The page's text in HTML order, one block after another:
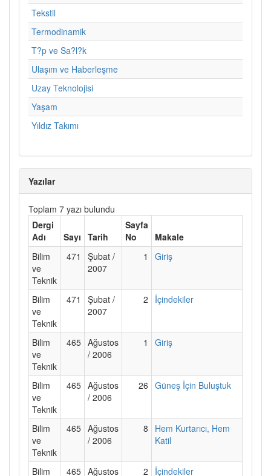
Tekstil
Termodinamik
T?p ve Sa?l?k
Ulaşım ve Haberleşme
Uzay Teknolojisi
Yaşam
Yıldız Takımı
Yazılar
Toplam 7 yazı bulundu
Dergi
Adı
Sayı Tarih
Sayfa
No
Makale
Bilim
ve
Teknik
471
Şubat /
2007
1 Giriş
Bilim
ve
Teknik
471
Şubat /
2007
2 İçindekiler
Bilim
ve
Teknik
465 Ağustos
/ 2006
1 Giriş
Bilim
ve
Teknik
465 Ağustos
/ 2006
26 Güneş İçin Buluştuk
Bilim
ve
Teknik
465 Ağustos
/ 2006
8
Hem Kurtarıcı, Hem
Katil
Bilim 465 Ağustos 2 İçindekiler